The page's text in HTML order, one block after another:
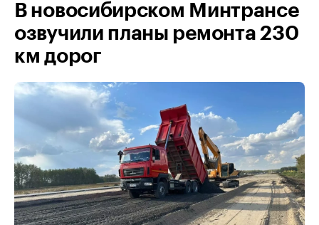
В новосибирском Минтрансе
озвучили планы ремонта 230
км дорог